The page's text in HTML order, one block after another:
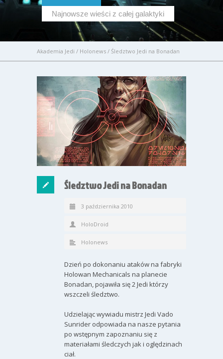
Najnowsze wieści z całej galaktyki
Akademia Jedi / Holonews / Śledztwo Jedi na Bonadan
Śledztwo Jedi na Bonadan
3 października 2010
HoloDroid
Holonews
Dzień po dokonaniu ataków na fabryki
Holowan Mechanicals na planecie
Bonadan, pojawiła się 2 Jedi którzy
wszczeli śledztwo.
Udzielając wywiadu mistrz Jedi Vado
Sunrider odpowiada na nasze pytania
po wstępnym zapoznaniu się z
materiałami śledczych jak i oględzinach
ciał.